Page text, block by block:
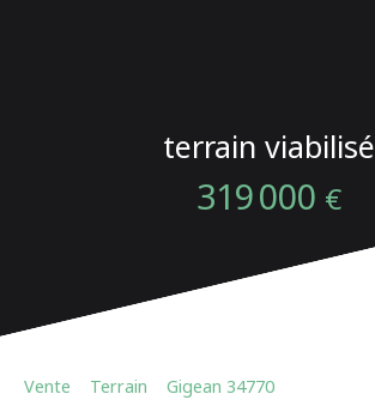
terrain viabilisé
319 000 €
Vente Terrain
Gigean 34770